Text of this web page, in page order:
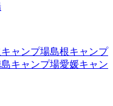
キャンプ場島根キャンプ
キャンプ場愛媛キャン